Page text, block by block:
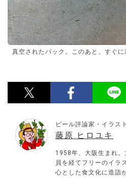
真空されたパック。このあと、すぐに
ビール評論家・イラス
藤原 ヒロユキ
1958年、大阪生まれ
員を経てフリーのイラ
心とした食文化に造詣